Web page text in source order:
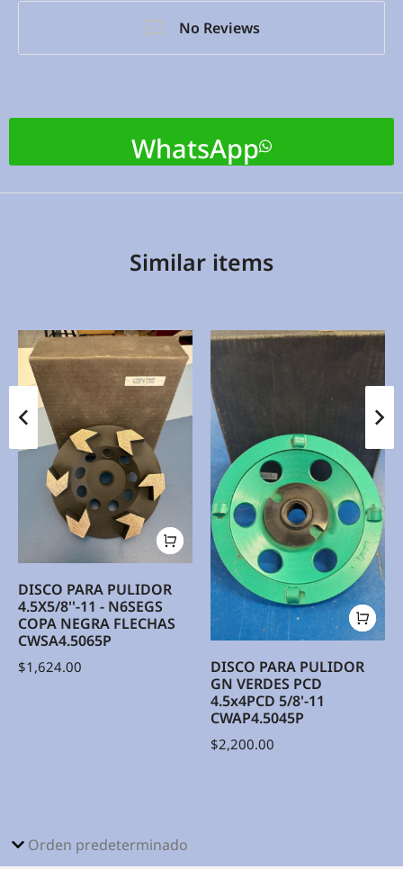
No Reviews
WhatsApp
Similar items
DISCO PARA PULIDOR
4.5X5/8''-11 - N6SEGS
COPA NEGRA FLECHAS
CWSA4.5065P
$1,624.00
DISCO PARA PULIDOR
GN VERDES PCD
4.5x4PCD 5/8'-11
CWAP4.5045P
$2,200.00